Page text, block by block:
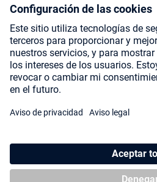
Payment Methods
Shipping
* Todos los precios incluyen IVA más
gastos de envío, si no se